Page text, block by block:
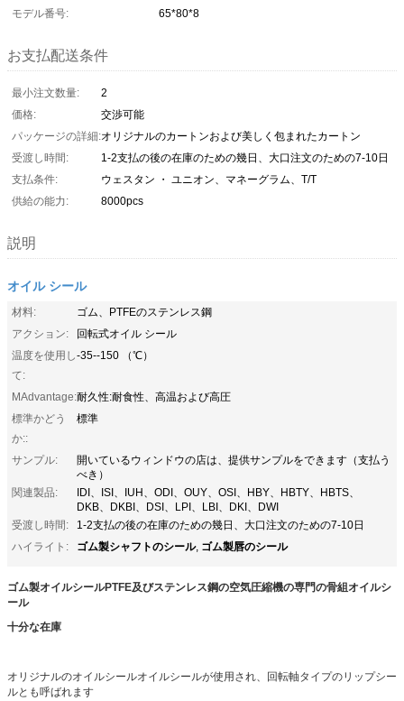
モデル番号:
65*80*8
お支払配送条件
最小注文数量:
2
価格:
交渉可能
パッケージの詳細:オリジナルのカートンおよび美しく包まれたカートン
受渡し時間:
1-2支払の後の在庫のための幾日、大口注文のための7-10日
支払条件:
ウェスタン ・ ユニオン、マネーグラム、T/T
供給の能力:
8000pcs
説明
オイル シール
材料:
ゴム、PTFEのステンレス鋼
アクション:
回転式オイル シール
温度を使用し
て:
-35--150 （℃）
MAdvantage:耐久性:耐食性、高温および高圧
標準かどう
か::
標準
サンプル:
開いているウィンドウの店は、提供サンプルをできます（支払う
べき）
関連製品:
IDI、ISI、IUH、ODI、OUY、OSI、HBY、HBTY、HBTS、
DKB、DKBI、DSI、LPI、LBI、DKI、DWI
受渡し時間:
1-2支払の後の在庫のための幾日、大口注文のための7-10日
ハイライト:
ゴム製シャフトのシール, ゴム製唇のシール
ゴム製オイルシールPTFE及びステンレス鋼の空気圧縮機の専門の骨組オイルシ
ール
十分な在庫
オリジナルのオイルシールオイルシールが使用され、回転軸タイプのリップシー
ルとも呼ばれます